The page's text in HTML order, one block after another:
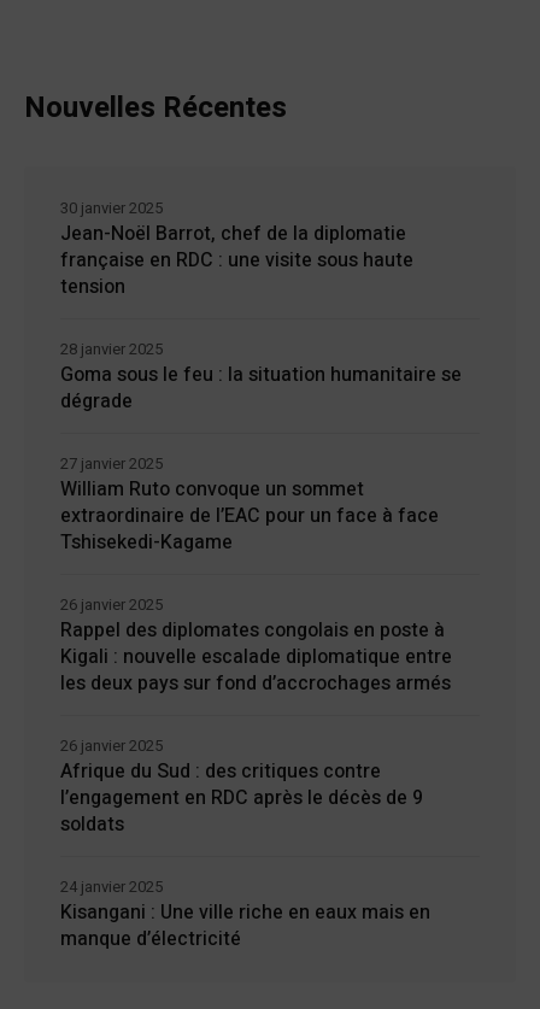
Nouvelles Récentes
Jean-Noël Barrot, chef de la diplomatie
française en RDC : une visite sous haute
tension
30 janvier 2025
Goma sous le feu : la situation humanitaire se
dégrade
28 janvier 2025
William Ruto convoque un sommet
extraordinaire de l’EAC pour un face à face
Tshisekedi-Kagame
27 janvier 2025
Rappel des diplomates congolais en poste à
Kigali : nouvelle escalade diplomatique entre
les deux pays sur fond d’accrochages armés
26 janvier 2025
Afrique du Sud : des critiques contre
l’engagement en RDC après le décès de 9
soldats
26 janvier 2025
Kisangani : Une ville riche en eaux mais en
manque d’électricité
24 janvier 2025